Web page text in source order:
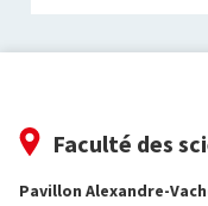
Faculté des
Pavillon Alexandre-